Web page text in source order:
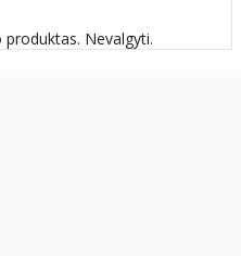
Nevalgyti.